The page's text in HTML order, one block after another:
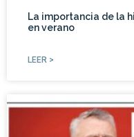
La importancia de la
en verano
LEER >